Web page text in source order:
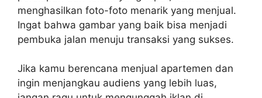
menghasilkan foto-foto menarik yang menjual.
Ingat bahwa gambar yang baik bisa menjadi
pembuka jalan menuju transaksi yang sukses.
Jika kamu berencana menjual apartemen dan
ingin menjangkau audiens yang lebih luas,